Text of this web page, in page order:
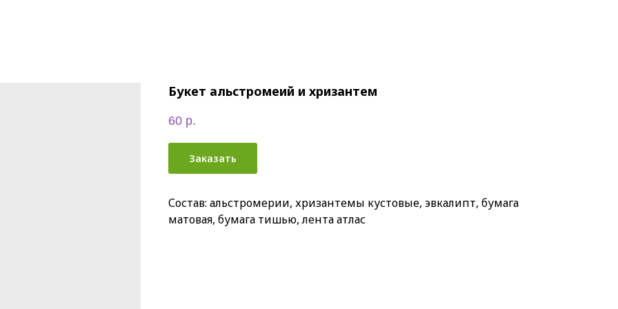
Букет альстромеий и хризантем
60 р.
Заказать
Состав: альстромерии, хризантемы кустовые, эвкалипт, бумага
матовая, бумага тишью, лента атлас